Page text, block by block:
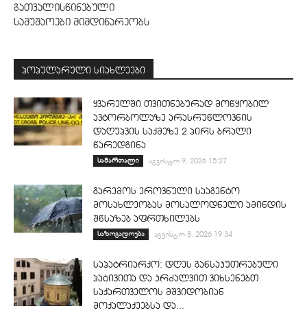
გათვალისწინებული
სამუშაოები მიმდინარეობს
პოპულარული სიახლეები
ყვარელში თვითნებურად მოწყობილ
ავტორბოლაზე არასრუწლოვნის
დაღუპვის საქმეზე 2 პირს ბრალი
წარედგინა
სამართალი აგვისტო 9, 2026 15:27
გარემოს ეროვნული სააგენტო
მოსახლეობას მოსალოდნელი ამინდის
შწსაზებ აფრთხილებს
საზოგადოება აგვისტო 8, 2026 19:34
საპატრიარქო: დღეს განსაკუთრებული
პატივითა და კრძალვით ვიხსენებთ
საქართველოს მშვიდობიან
მოქალაქეებსა და...